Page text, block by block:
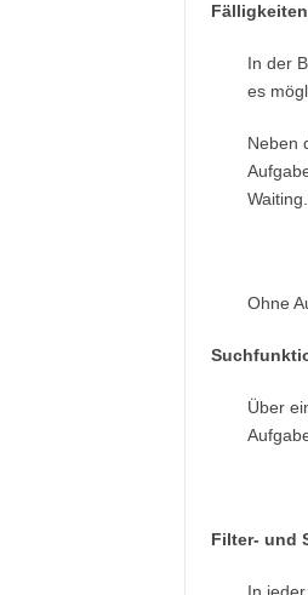
Fälligkeiten
In der
es
Neben
Ohne
Über
Filter- und